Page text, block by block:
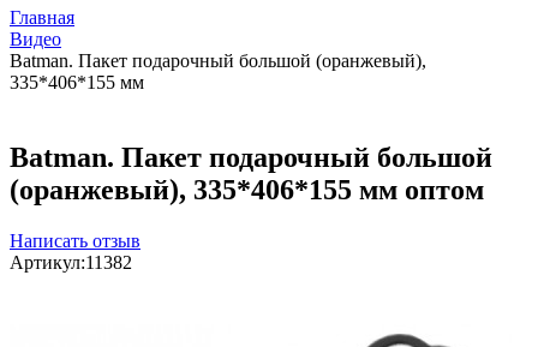
Главная
Видео
Batman. Пакет подарочный большой (оранжевый),
335*406*155 мм
Batman. Пакет подарочный большой
(оранжевый), 335*406*155 мм оптом
Написать отзыв
Артикул:11382